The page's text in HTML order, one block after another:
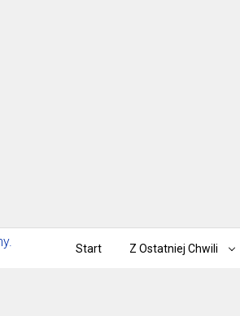
Start Z Ostatniej Chwili